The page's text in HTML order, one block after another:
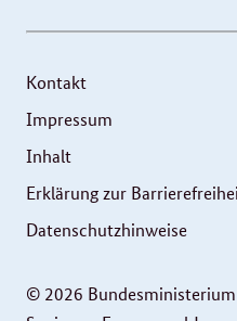
INSTAGRAM
UND
VIDEOS
FACEBOOK
|
© 2026
Kontakt
Impressum
Inhalt
Erklärung zur
Datenschutzhinweise